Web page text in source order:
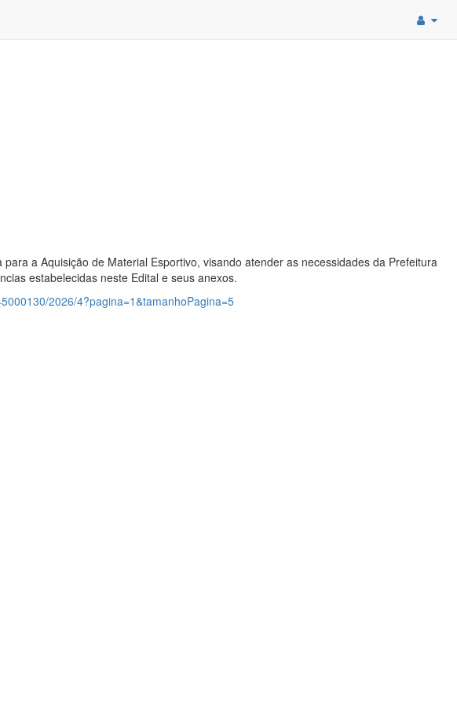
a Aquisição de Material Esportivo, visando atender as necessidades da Prefeitura
estabelecidas neste Edital e seus anexos.
2026/4?pagina=1&tamanhoPagina=5